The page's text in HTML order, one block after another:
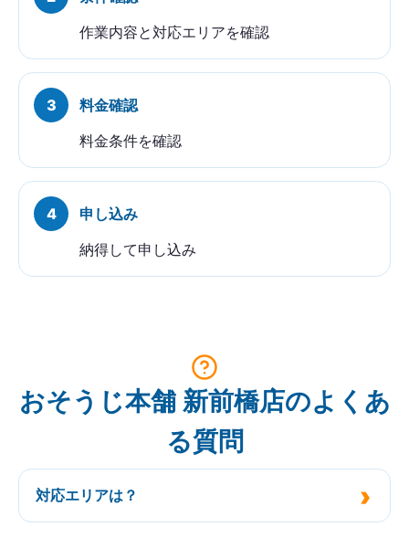
作業内容と対応エリアを確認
料金確認
料金条件を確認
申し込み
納得して申し込み
おそうじ本舗 新前橋店のよくあ
る質問
対応エリアは？